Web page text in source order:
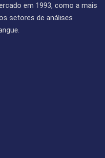
em 1993, como a mais
setores de análises